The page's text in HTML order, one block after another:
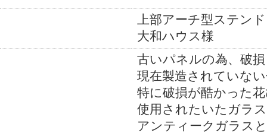
上部アーチ型ステン
大和ハウス様
古いパネルの為、破
現在製造されていな
特に破損が酷かった
使用されたいたガラ
アンティークガラス